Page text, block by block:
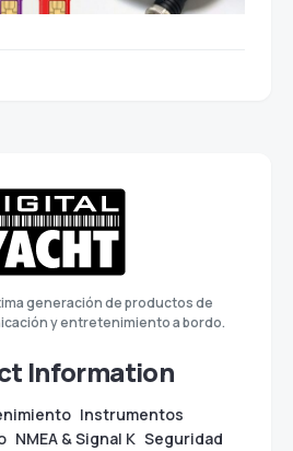
generación de productos de
y entretenimiento a bordo.
Information
Instrumentos
NMEA & Signal K Seguridad